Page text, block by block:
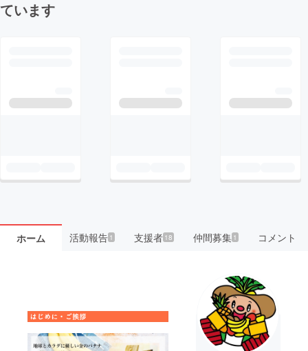
ています
ホーム 活動報告1 支援者 18 仲間募集 1 コメント